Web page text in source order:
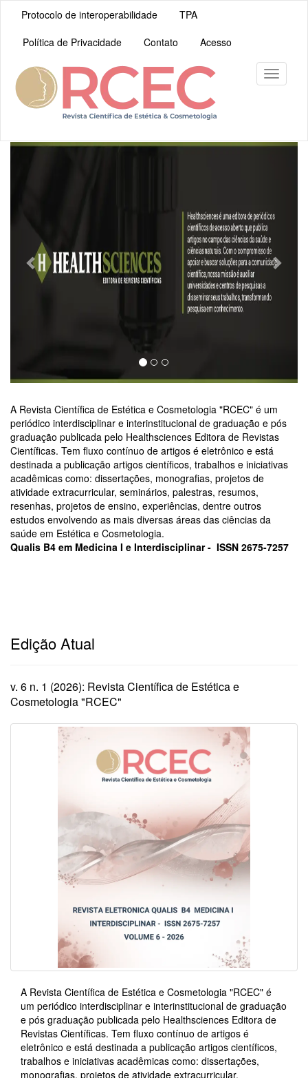
Principal
principal
Lateral
Protocolo de interoperabilidade
TPA
Política de Privacidade
Contato Acesso
Toggle
Previous Next
A Revista Científica de Estética e Cosmetologia "RCEC" é um
periódico interdisciplinar e interinstitucional de graduação e pós
graduação publicada pelo Healthsciences Editora de Revistas
Científicas. Tem fluxo contínuo de artigos é eletrônico e está
destinada a publicação artigos científicos, trabalhos e iniciativas
acadêmicas como: dissertações, monografias, projetos de
atividade extracurricular, seminários, palestras, resumos,
resenhas, projetos de ensino, experiências, dentre outros
estudos envolvendo as mais diversas áreas das ciências da
saúde em Estética e Cosmetologia.
Qualis B4 em Medicina I e Interdisciplinar - ISSN 2675-7257
Edição Atual
v. 6 n. 1 (2026): Revista Científica de Estética e
Cosmetologia "RCEC"
A Revista Científica de Estética e Cosmetologia "RCEC" é
um periódico interdisciplinar e interinstitucional de graduação
e pós graduação publicada pelo Healthsciences Editora de
Revistas Científicas. Tem fluxo contínuo de artigos é
eletrônico e está destinada a publicação artigos científicos,
trabalhos e iniciativas acadêmicas como: dissertações,
monografias, projetos de atividade extracurricular,